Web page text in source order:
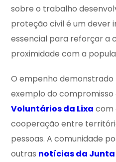
sobre o trabalho
proteção civil é um dever
essencial para reforçar a
proximidade com a
O empenho demonstrado
exemplo do compromisso
Voluntários da Lixa com
cooperação entre
pessoas. A comunidade
outras notícias da Junta